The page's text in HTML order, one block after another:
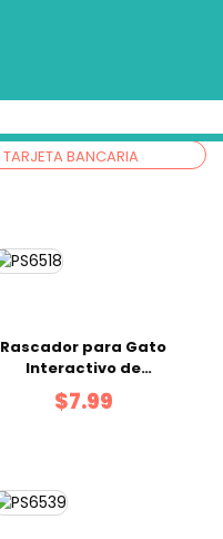
TARJETA BANCARIA
Rascador para Gato
Interactivo de
Resorte
$7.99